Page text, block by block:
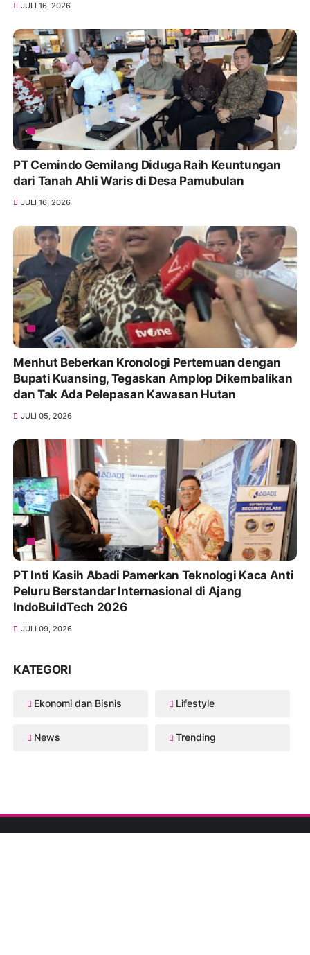
JULI 16, 2026
PT Cemindo Gemilang Diduga Raih Keuntungan
dari Tanah Ahli Waris di Desa Pamubulan
JULI 16, 2026
Menhut Beberkan Kronologi Pertemuan dengan
Bupati Kuansing, Tegaskan Amplop Dikembalikan
dan Tak Ada Pelepasan Kawasan Hutan
JULI 05, 2026
PT Inti Kasih Abadi Pamerkan Teknologi Kaca Anti
Peluru Berstandar Internasional di Ajang
IndoBuildTech 2026
JULI 09, 2026
KATEGORI
Ekonomi dan Bisnis Lifestyle
News Trending